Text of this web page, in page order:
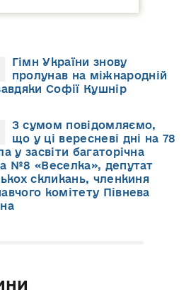
Гімн України знову
пролунав на міжнародній
Софії Кушнір
З сумом повідомляємо,
що у ці вересневі дні на 78
у засвіти багаторічна
№8 «Веселка», депутат
скликань, членкиня
комітету Півнева